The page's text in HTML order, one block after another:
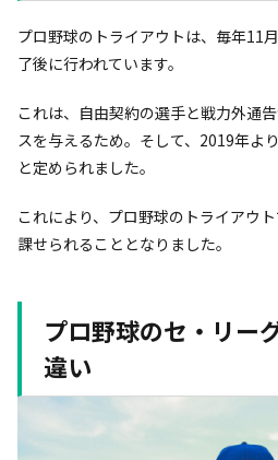
プロ野球のトライアウトは、毎年11
了後に行われています。
これは、自由契約の選手と戦力外通
スを与えるため。そして、2019年よ
と定められました。
これにより、プロ野球のトライアウ
課せられることとなりました。
プロ野球のセ・リー
違い